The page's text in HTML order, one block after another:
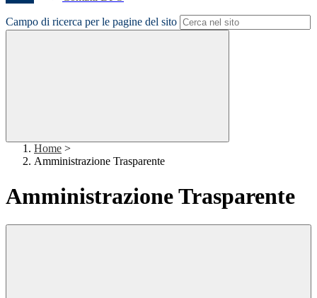
Campo di ricerca per le pagine del sito
Home >
Amministrazione Trasparente
Amministrazione Trasparente